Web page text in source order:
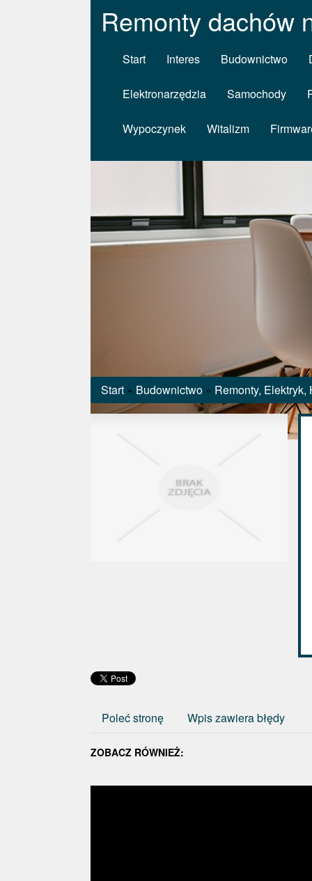
Remonty dachów
Start Interes Budownictwo
Elektronarzędzia Samochody
Wypoczynek Witalizm
Start » Budownictwo » Remonty, Elektryk,
Poleć stronę Wpis zawiera błędy
ZOBACZ RÓWNIEŻ: